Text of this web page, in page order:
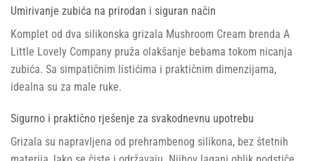
Umirivanje zubića na prirodan i siguran način
Komplet od dva silikonska grizala Mushroom Cream brenda A
Little Lovely Company pruža olakšanje bebama tokom nicanja
zubića. Sa simpatičnim listićima i praktičnim dimenzijama,
idealna su za male ruke.
Sigurno i praktično rješenje za svakodnevnu upotrebu
Grizala su napravljena od prehrambenog silikona, bez štetnih